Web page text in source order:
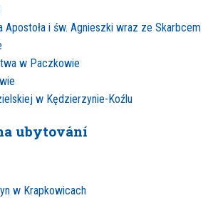
Apostoła i św. Agnieszki wraz ze Skarbcem
w Paczkowie
w Kędzierzynie-Koźlu
ubytování
w Krapkowicach